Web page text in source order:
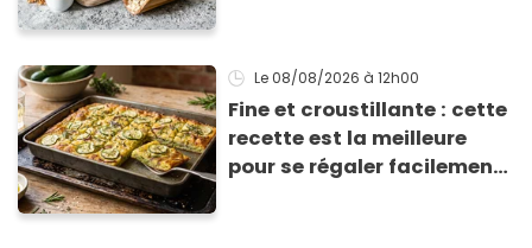
Le 08/08/2026 à 12h00
Fine et croustillante : cette
recette est la meilleure
pour se régaler facilement